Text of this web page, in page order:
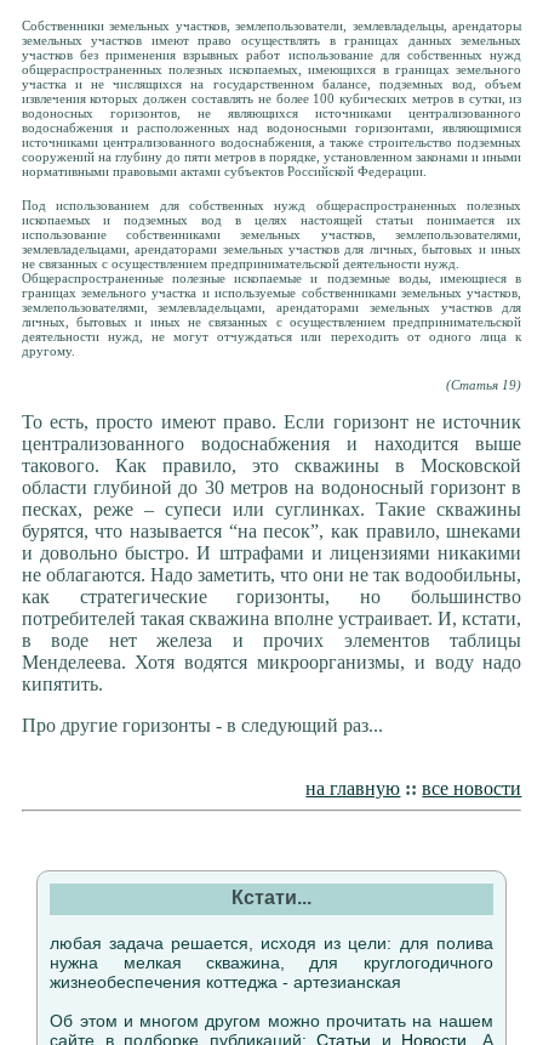
Собственники земельных участков, землепользователи, землевладельцы, арендаторы
земельных участков имеют право осуществлять в границах данных земельных
участков без применения взрывных работ использование для собственных нужд
общераспространенных полезных ископаемых, имеющихся в границах земельного
участка и не числящихся на государственном балансе, подземных вод, объем
извлечения которых должен составлять не более 100 кубических метров в сутки, из
водоносных горизонтов, не являющихся источниками централизованного
водоснабжения и расположенных над водоносными горизонтами, являющимися
источниками централизованного водоснабжения, а также строительство подземных
сооружений на глубину до пяти метров в порядке, установленном законами и иными
нормативными правовыми актами субъектов Российской Федерации.
Под использованием для собственных нужд общераспространенных полезных
ископаемых и подземных вод в целях настоящей статьи понимается их
использование собственниками земельных участков, землепользователями,
землевладельцами, арендаторами земельных участков для личных, бытовых и иных
не связанных с осуществлением предпринимательской деятельности нужд.
Общераспространенные полезные ископаемые и подземные воды, имеющиеся в
границах земельного участка и используемые собственниками земельных участков,
землепользователями, землевладельцами, арендаторами земельных участков для
личных, бытовых и иных не связанных с осуществлением предпринимательской
деятельности нужд, не могут отчуждаться или переходить от одного лица к
другому.
(Статья 19)
То есть, просто имеют право. Если горизонт не источник
централизованного водоснабжения и находится выше
такового. Как правило, это скважины в Московской
области глубиной до 30 метров на водоносный горизонт в
песках, реже – супеси или суглинках. Такие скважины
бурятся, что называется “на песок”, как правило, шнеками
и довольно быстро. И штрафами и лицензиями никакими
не облагаются. Надо заметить, что они не так водообильны,
как стратегические горизонты, но большинство
потребителей такая скважина вполне устраивает. И, кстати,
в воде нет железа и прочих элементов таблицы
Менделеева. Хотя водятся микроорганизмы, и воду надо
кипятить.
Про другие горизонты - в следующий раз...
на главную :: все новости
Кстати...
любая задача решается, исходя из цели: для полива
нужна мелкая скважина, для круглогодичного
жизнеобеспечения коттеджа - артезианская
Об этом и многом другом можно прочитать на нашем
сайте в подборке публикаций:Статьи и Новости . А